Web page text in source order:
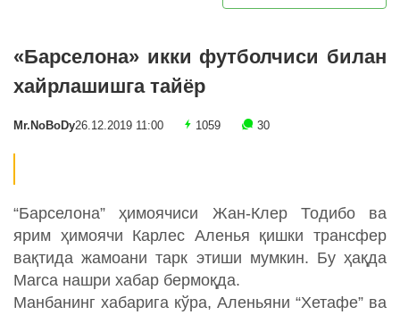
«Барселона» икки футболчиси билан
хайрлашишга тайёр
Mr.NoBoDy26.12.2019 11:00 1059 30
“Барселона” ҳимоячиси Жан-Клер Тодибо ва
ярим ҳимоячи Карлес Аленья қишки трансфер
вақтида жамоани тарк этиши мумкин. Бу ҳақда
Marca нашри хабар бермоқда.
Манбанинг хабарига кўра, Аленьяни “Хетафе” ва